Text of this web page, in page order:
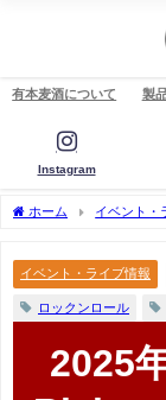
有本麦酒について 製
Instagram
ホーム イベント・
イベント・ライブ情報
ロックンロール
2025